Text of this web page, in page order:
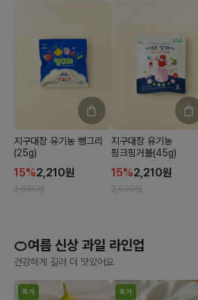
지구대장 유기농 뻥그리
(25g)
15%2,210원
2,600원
지구대장 유기농
핑크핑거볼(45g)
15%2,210원
2,600원
🍊여름 신상 과일 라인업
건강하게 길러 더 맛있어요
특가 특가